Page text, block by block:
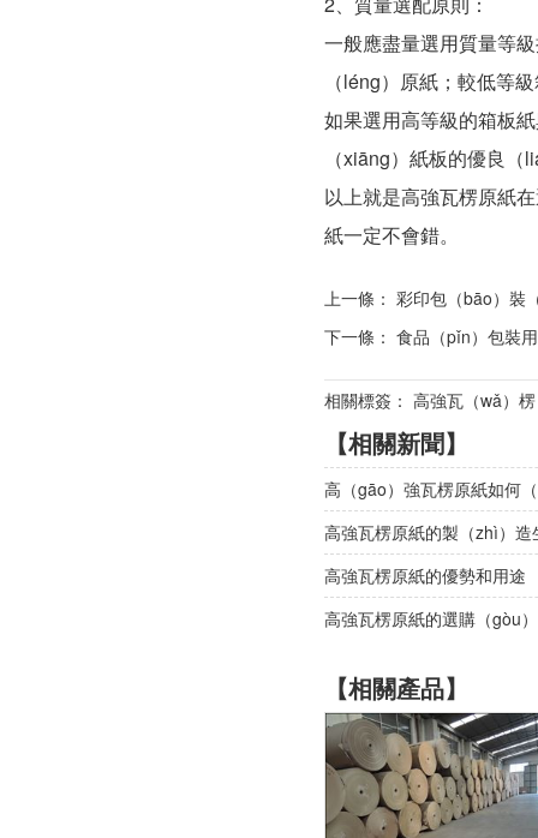
一般應盡量選用質量等
（léng）原紙；較低等
如果選用高等級的箱板
（xiāng）紙板的優良
以上就是高強瓦楞原紙
紙一定不會錯。
上一條： 彩印包（bāo）裝
下一條： 食品（pǐn）包裝
相關標簽： 高強瓦（wǎ）
【相關新聞】
高（gāo）強瓦楞原紙如何
高強瓦楞原紙的製（zhì）
高強瓦楞原紙的優勢和用途
高強瓦楞原紙的選購（gòu
【相關產品】